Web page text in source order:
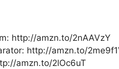
http://amzn.to/2nAAVzY
http://amzn.to/
amzn.to/2lOc6uT